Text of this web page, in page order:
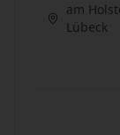
am
Lübeck